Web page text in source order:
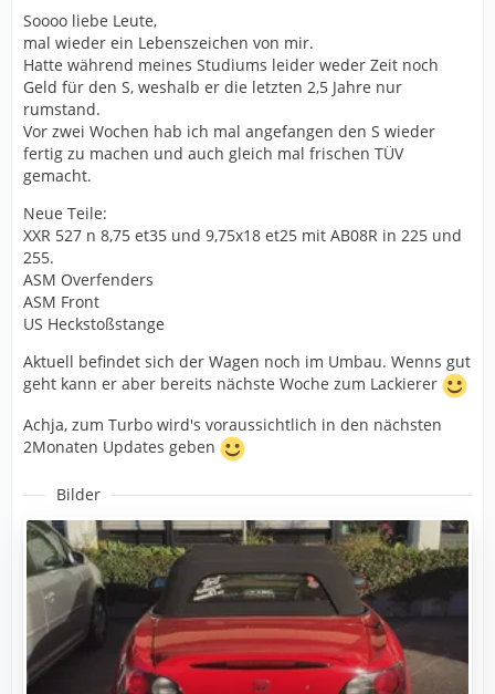
Soooo liebe Leute,
mal wieder ein Lebenszeichen von mir.
Hatte während meines Studiums leider weder Zeit noch
Geld für den S, weshalb er die letzten 2,5 Jahre nur
rumstand.
Vor zwei Wochen hab ich mal angefangen den S wieder
fertig zu machen und auch gleich mal frischen TÜV
gemacht.
Neue Teile:
XXR 527 n 8,75 et35 und 9,75x18 et25 mit AB08R in 225 und
255.
ASM Overfenders
ASM Front
US Heckstoßstange
Aktuell befindet sich der Wagen noch im Umbau. Wenns gut
geht kann er aber bereits nächste Woche zum Lackierer
Achja, zum Turbo wird's voraussichtlich in den nächsten
2Monaten Updates geben
Bilder